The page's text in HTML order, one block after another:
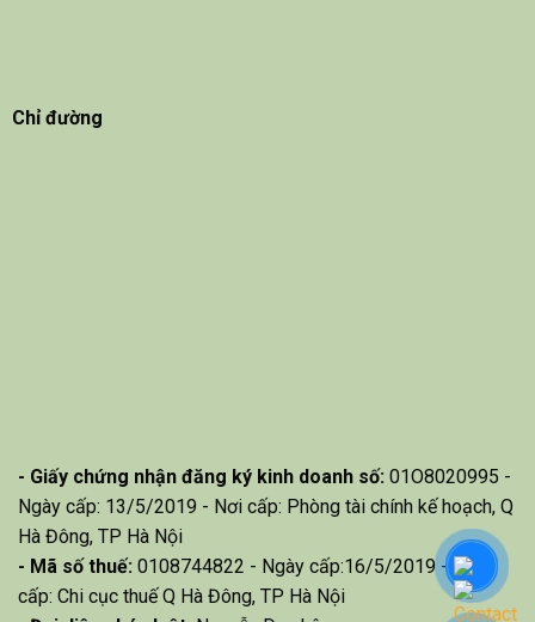
Chỉ đường
- Giấy chứng nhận đăng ký kinh doanh số: 01O8020995 -
Ngày cấp: 13/5/2019 - Nơi cấp: Phòng tài chính kế hoạch, Q
Hà Đông, TP Hà Nội
- Mã số thuế: 0108744822 - Ngày cấp:16/5/2019 - Nơi
cấp: Chi cục thuế Q Hà Đông, TP Hà Nội